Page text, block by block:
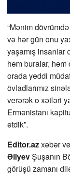
“Mənim
və hər gün onu
yaşamış insanlar
həm buralar, həm
orada yeddi
övladlarımız
verərək o xətləri
Ermənistanı
etdik”.
Editor.azxəbər
ƏliyevŞuşanın
görüşü zamanı